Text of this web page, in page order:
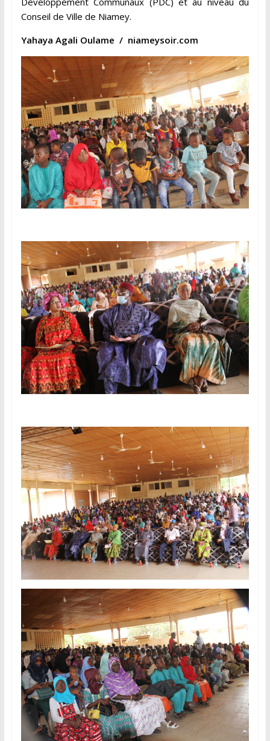
Conseil de Ville de Niamey.
Yahaya Agali Oulame / niameysoir.com